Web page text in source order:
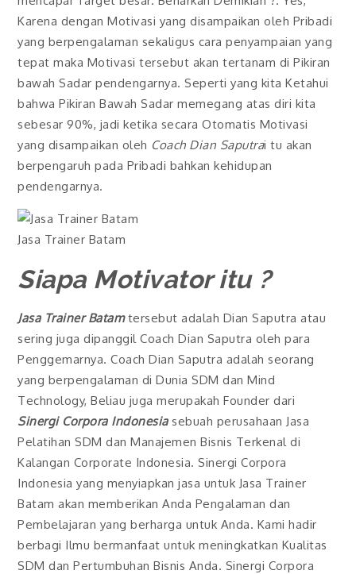
Karena dengan Motivasi yang disampaikan oleh Pribadi
yang berpengalaman sekaligus cara penyampaian yang
tepat maka Motivasi tersebut akan tertanam di Pikiran
bawah Sadar pendengarnya. Seperti yang kita Ketahui
bahwa Pikiran Bawah Sadar memegang atas diri kita
sebesar 90%, jadi ketika secara Otomatis Motivasi
yang disampaikan oleh Coach Dian Saputrai tu akan
berpengaruh pada Pribadi bahkan kehidupan
pendengarnya.
Jasa Trainer Batam
Siapa Motivator itu ?
Jasa Trainer Batamtersebut adalah Dian Saputra atau
sering juga dipanggil Coach Dian Saputra oleh para
Penggemarnya. Coach Dian Saputra adalah seorang
yang berpengalaman di Dunia SDM dan Mind
Technology, Beliau juga merupakah Founder dari
Sinergi Corpora Indonesiasebuah perusahaan Jasa
Pelatihan SDM dan Manajemen Bisnis Terkenal di
Kalangan Corporate Indonesia. Sinergi Corpora
Indonesia yang menyiapkan jasa untuk Jasa Trainer
Batam akan memberikan Anda Pengalaman dan
Pembelajaran yang berharga untuk Anda. Kami hadir
berbagi Ilmu bermanfaat untuk meningkatkan Kualitas
SDM dan Pertumbuhan Bisnis Anda. Sinergi Corpora